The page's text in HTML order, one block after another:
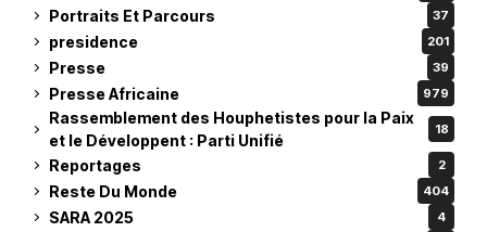
Portraits Et Parcours 37
presidence 201
Presse 39
Presse Africaine 979
Rassemblement des Houphetistes pour la Paix
et le Développent : Parti Unifié
18
Reportages 2
Reste Du Monde 404
SARA 2025 4